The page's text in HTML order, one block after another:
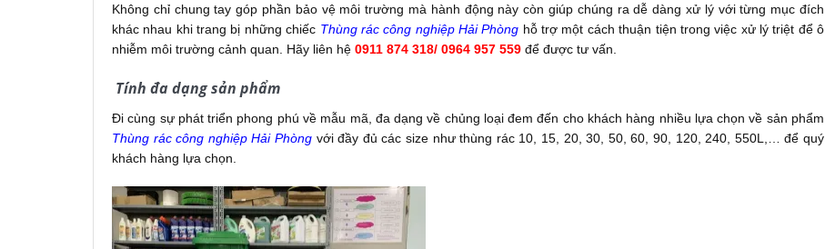
Không chỉ chung tay góp phần bảo vệ môi trường mà hành động này còn giúp chúng ra dễ dàng xử lý với từng mục đích
khác nhau khi trang bị những chiếc Thùng rác công nghiệp Hải Phòng hỗ trợ một cách thuận tiện trong việc xử lý triệt để ô
nhiễm môi trường cảnh quan. Hãy liên hệ 0911 874 318/ 0964 957 559 để được tư vấn.
Tính đa dạng sản phẩm
Đi cùng sự phát triển phong phú về mẫu mã, đa dạng về chủng loại đem đến cho khách hàng nhiều lựa chọn về sản phẩm
Thùng rác công nghiệp Hải Phòng với đầy đủ các size như thùng rác 10, 15, 20, 30, 50, 60, 90, 120, 240, 550L,… để quý
khách hàng lựa chọn.